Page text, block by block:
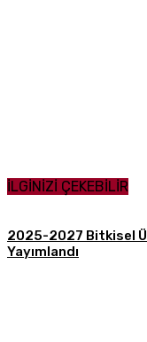
İLGİNİZİ ÇEKEBİLİR
2025-2027 Bitkisel
Yayımlandı